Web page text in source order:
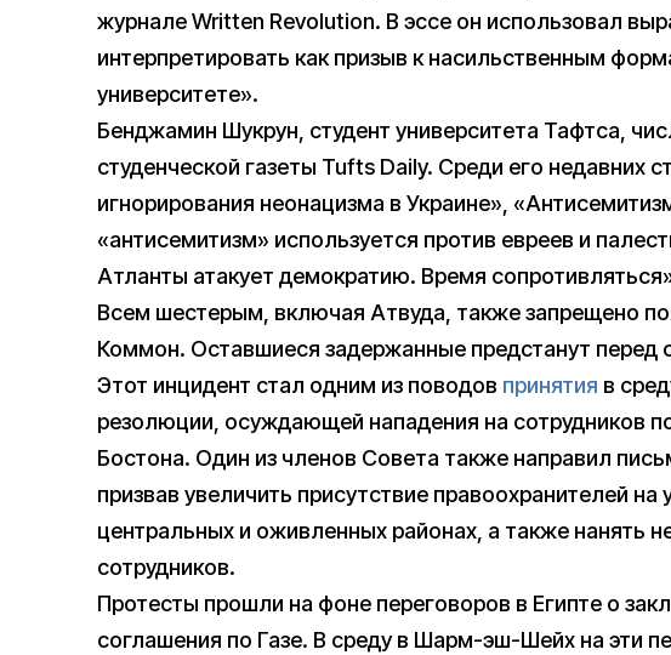
журнале Written Revolution. В эссе он использовал
интерпретировать как призыв к насильственным
университете».
Бенджамин Шукрун, студент университета Тафтса,
студенческой газеты Tufts Daily. Среди его недавних
игнорирования неонацизма в Украине»,
«антисемитизм» используется против евреев и
Атланты атакует демократию. Время
Всем шестерым, включая Атвуда, также запрещено
Коммон. Оставшиеся задержанные предстанут перед
Этот инцидент стал одним из поводов принятия в
резолюции, осуждающей нападения на сотрудников
Бостона. Один из членов Совета также направил
призвав увеличить присутствие правоохранителей на
центральных и оживленных районах, а также нанять
сотрудников.
Протесты прошли на фоне переговоров в Египте о
соглашения по Газе. В среду в Шарм-эш-Шейх на эти